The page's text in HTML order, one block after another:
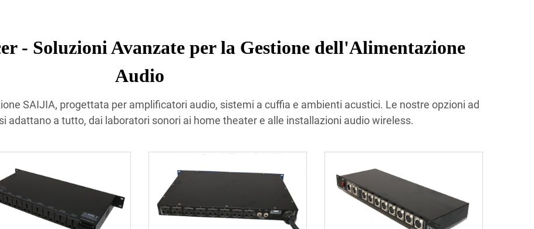
- Soluzioni Avanzate per la Gestione dell'Alimentazione
Audio
SAIJIA, progettata per amplificatori audio, sistemi a cuffia e ambienti acustici. Le nostre opzioni ad
adattano a tutto, dai laboratori sonori ai home theater e alle installazioni audio wireless.